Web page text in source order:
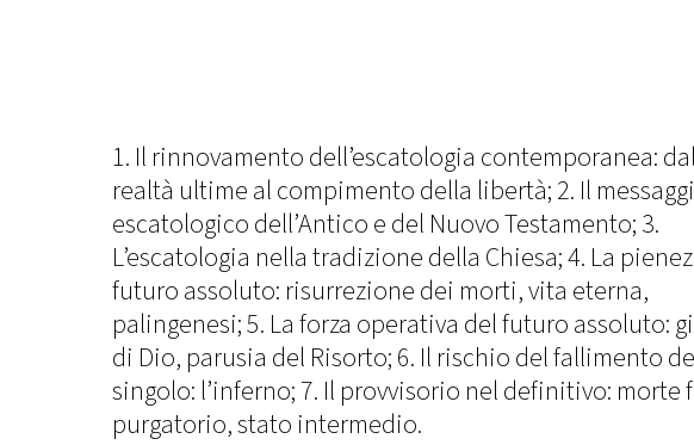
1. Il rinnovamento dell’escatologia contemporanea:
realtà ultime al compimento della libertà; 2. Il
escatologico dell’Antico e del Nuovo Testamento; 3.
L’escatologia nella tradizione della Chiesa; 4. La
futuro assoluto: risurrezione dei morti, vita eterna,
palingenesi; 5. La forza operativa del futuro assoluto:
di Dio, parusia del Risorto; 6. Il rischio del fallimento
singolo: l’inferno; 7. Il provvisorio nel definitivo: morte
purgatorio, stato intermedio.